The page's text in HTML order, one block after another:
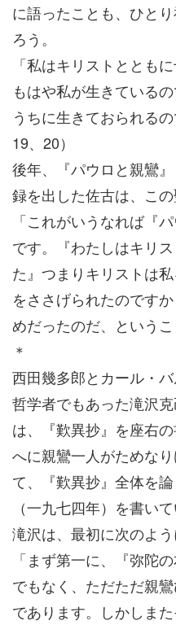
に語ったことも、ひと
ろう。
「私はキリストととも
もはや私が生きている
うちに生きておられる
19、20）
後年、『パウロと親鸞
録を出した佐古は、こ
「これがいうなれば『
です。『わたしはキリ
た』つまりキリストは
をささげられたのです
めだったのだ、というこ
＊
西田幾多郎とカール・
哲学者でもあった滝沢
は、『歎異抄』を座右
へに親鸞一人がためな
て、『歎異抄』全体を
（一九七四年）を書いて
滝沢は、最初に次のよう
「まず第一に、『弥陀
でもなく、ただただ親
であります。しかしま